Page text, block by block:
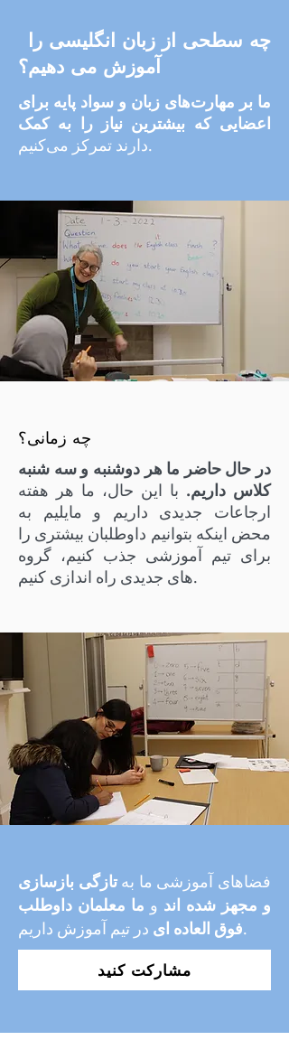
چه سطحی از زبان انگلیسی را
آموزش می دهیم؟
ما بر مهارت‌های زبان و سواد پایه برای
اعضایی که بیشترین نیاز را به کمک
دارند تمرکز می‌کنیم.
چه زمانی؟
در حال حاضر ما هر دوشنبه و سه شنبه
کلاس داریم. با این حال، ما هر هفته
ارجاعات جدیدی داریم و مایلیم به
محض اینکه بتوانیم داوطلبان بیشتری را
برای تیم آموزشی جذب کنیم، گروه
های جدیدی راه اندازی کنیم.
فضاهای آموزشی ما بهتازگی بازسازی
و مجهز شده اند و ما معلمان داوطلب
فوق العاده ایدر تیم آموزش داریم.
مشارکت کنید